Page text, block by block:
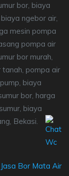
bor, biaya
ngebor air,
mesin pompa
pompa air
bor murah,
tanah, pompa air
biaya
bor, harga
biaya
Bekasi.
Jasa Bor Mata Air